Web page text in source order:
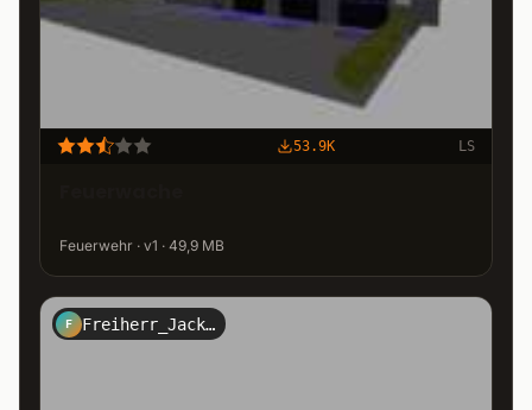
53.9K LS
Feuerwehr · v1 · 49,9 MB
F Freiherr_Jack_Kirtz_Design